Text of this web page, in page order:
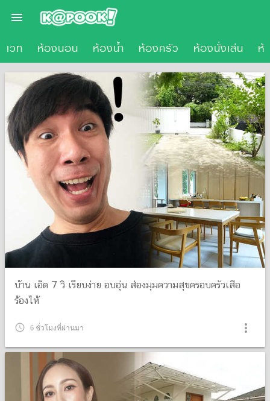

เวท ห้องนอน ห้องน้ำ ห้องครัว ห้องนั่งเล่น ห้
บ้าน เอ็ด 7 วิ เรียบง่าย อบอุ่น ส่องมุมความสุขครอบครัวเสือ
ร้องไห้
query_builder 6 ชั่วโมงที่ผ่านมา more_vert